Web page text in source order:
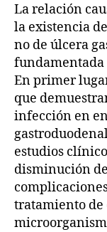
La relación
la existencia
no de úlcera
fundamentada
En primer
que
infección en
estudios
disminución
tratamiento